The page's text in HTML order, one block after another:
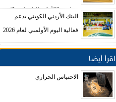
صناديق "الأعلى للتكنولوجيا"
البنك الأردني الكويتي يدعم
فعالية اليوم الأولمبي لعام 2026
اقرأ أيضا
الاحتباس الحراري